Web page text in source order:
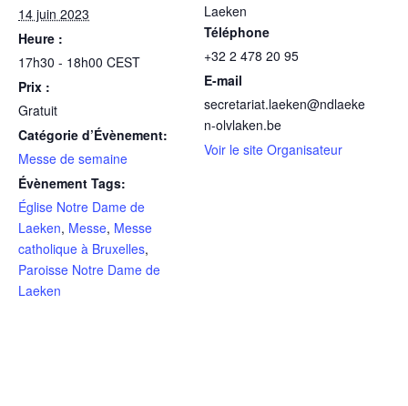
14 juin 2023
Heure :
17h30 - 18h00 CEST
Prix :
Gratuit
Catégorie d’Évènement:
Messe de semaine
Évènement Tags:
Église Notre Dame de
Laeken, Messe, Messe
catholique à Bruxelles,
Paroisse Notre Dame de
Laeken
Laeken
Téléphone
+32 2 478 20 95
E-mail
secretariat.laeken@ndlaeke
n-olvlaken.be
Voir le site Organisateur